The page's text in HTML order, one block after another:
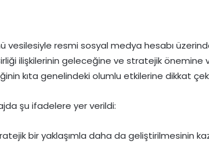
vesilesiyle resmi sosyal medya hesabı
ilişkilerinin geleceğine ve stratejik önemine
kıta genelindeki olumlu etkilerine dikkat
şu ifadelere yer verildi:
bir yaklaşımla daha da geliştirilmesinin